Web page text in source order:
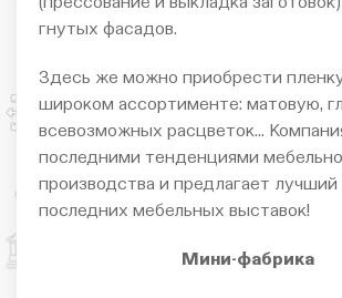
гнутых фасадов.
Здесь же можно приобрести
широком ассортименте: матовую,
всевозможных расцветок…
последними тенденциями
производства и предлагает лучший
последних мебельных выставок!
Мини-фабрика